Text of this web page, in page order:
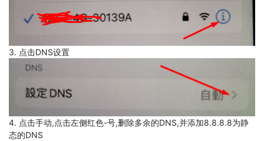
3. 点击DNS设置
4. 点击手动,点击左侧红色-号,删除多余的DNS,并添加8.8.8.8为静
态的DNS